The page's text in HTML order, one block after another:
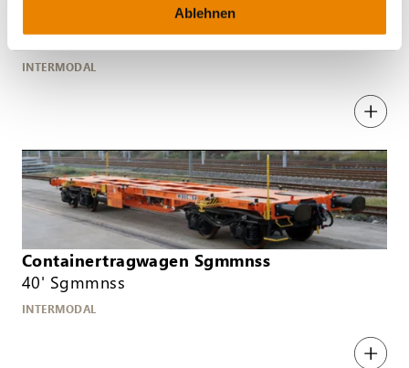
Ablehnen
Doppeltaschenwagen Sdggmrs(s)
T2000, Sdggmrs(s)
INTERMODAL
Containertragwagen Sgmmnss
40' Sgmmnss
INTERMODAL